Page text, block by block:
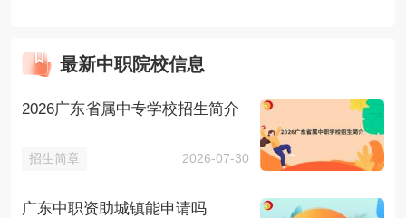
最新中职院校信息
2026广东省属中专学校招生简介
招生简章 2026-07-30
广东中职资助城镇能申请吗